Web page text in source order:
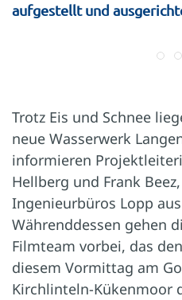
aufgestellt und
Trotz Eis und Schnee
neue Wasserwerk
informieren
Hellberg und Frank
Ingenieurbüros Lopp
Währenddessen gehen
Filmteam vorbei, das
diesem Vormittag am
Kirchlinteln-Kükenmoor